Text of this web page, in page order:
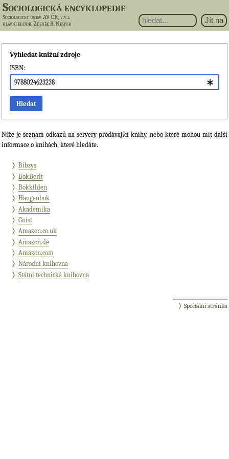
Sociologická encyklopedie
Sociologický ústav AV ČR, v.v.i.
hlavní editor: Zdeněk R. Nešpor
Vyhledat knižní zdroje
ISBN:
Hledat
Níže je seznam odkazů na servery prodávající knihy, nebo které mohou mít další
informace o knihách, které hledáte.
Bibsys
BokBerit
Bokkilden
Haugenbok
Akademika
Gnist
Amazon.co.uk
Amazon.de
Amazon.com
Národní knihovna
Státní technická knihovna
Speciální stránka